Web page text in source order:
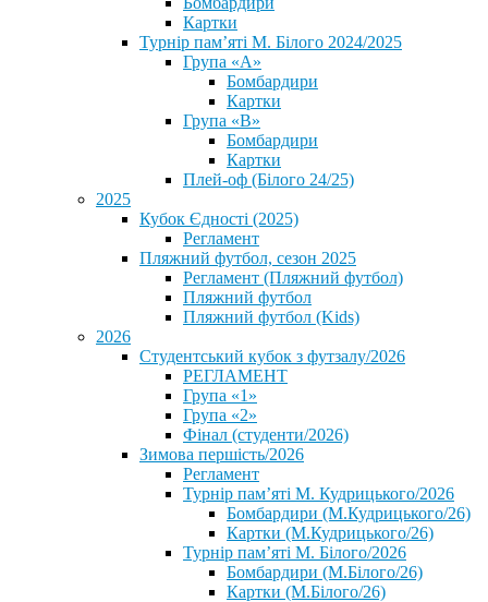
Картки
Турнір пам’яті М. Білого 2024/2025
Група «А»
Бомбардири
Картки
Група «В»
Бомбардири
Картки
Плей-оф (Білого 24/25)
2025
Кубок Єдності (2025)
Регламент
Пляжний футбол, сезон 2025
Регламент (Пляжний футбол)
Пляжний футбол
Пляжний футбол (Kids)
2026
Студентський кубок з футзалу/2026
РЕГЛАМЕНТ
Група «1»
Група «2»
Фінал (студенти/2026)
⁨Зимова першість/2026⁩
Регламент
Турнір пам’яті М. Кудрицького/2026
Бомбардири (М.Кудрицького/26)
Картки (М.Кудрицького/26)
Турнір пам’яті М. Білого/2026
Бомбардири (М.Білого/26)
Картки (М.Білого/26)